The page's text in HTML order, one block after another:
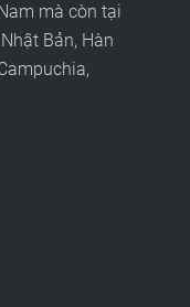
mà còn tại
Bản, Hàn